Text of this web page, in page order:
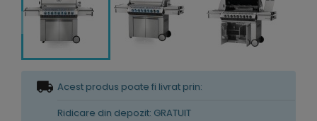
Acest produs poate fi livrat prin:
Ridicare din depozit: GRATUIT